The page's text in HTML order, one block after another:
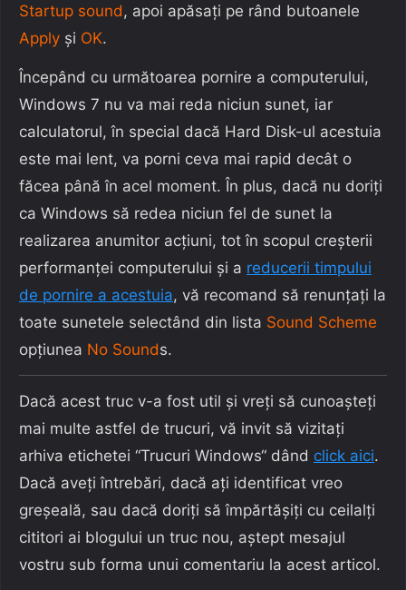
Startup sound , apoi apăsați pe rând butoanele
Apply și OK.
Începând cu următoarea pornire a computerului,
Windows 7 nu va mai reda niciun sunet, iar
calculatorul, în special dacă Hard Disk-ul acestuia
este mai lent, va porni ceva mai rapid decât o
făcea până în acel moment. În plus, dacă nu doriți
ca Windows să redea niciun fel de sunet la
realizarea anumitor acțiuni, tot în scopul creșterii
performanței computerului și a reducerii timpului
de pornire a acestuia, vă recomand să renunțați la
toate sunetele selectând din lista Sound Scheme
opțiunea No Sounds.
Dacă acest truc v-a fost util și vreți să cunoașteți
mai multe astfel de trucuri, vă invit să vizitați
arhiva etichetei “Trucuri Windows“ dând click aici.
Dacă aveți întrebări, dacă ați identificat vreo
greșeală, sau dacă doriți să împărtășiți cu ceilalți
cititori ai blogului un truc nou, aștept mesajul
vostru sub forma unui comentariu la acest articol.